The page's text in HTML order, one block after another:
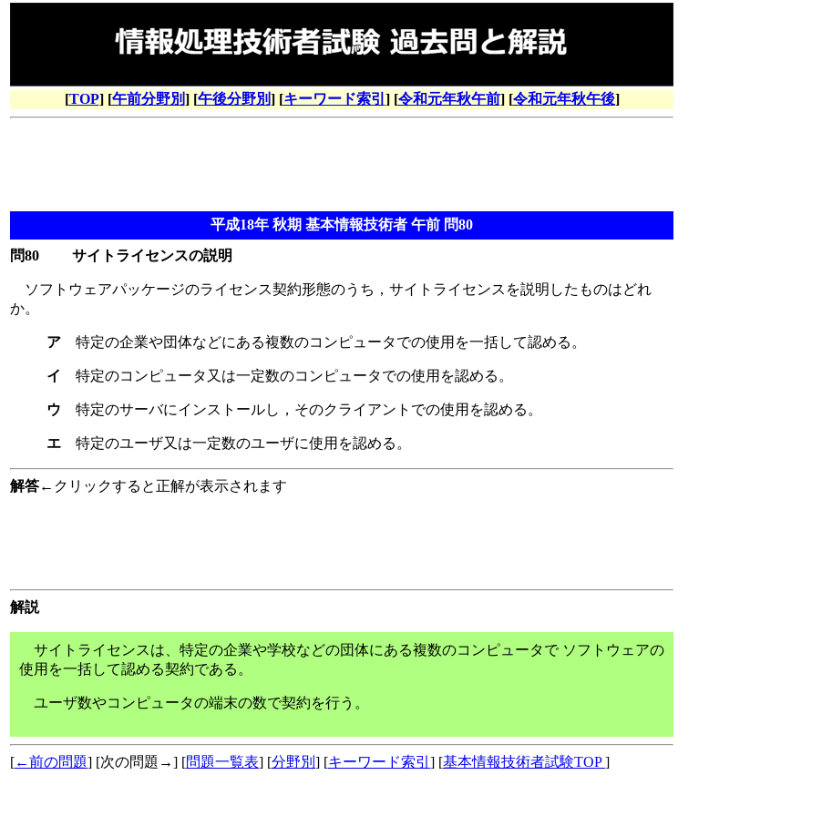
[TOP] [午前分野別] [午後分野別] [キーワード索引 ] [令和元年秋午前] [令和元年秋午後]
平成18年 秋期 基本情報技術者 午前 問80
問80
サイトライセンスの説明
ソフトウェアパッケージのライセンス契約形態のうち，サイトライセンスを説明したものはどれ
か。
ア 特定の企業や団体などにある複数のコンピュータでの使用を一括して認める。
イ 特定のコンピュータ又は一定数のコンピュータでの使用を認める。
ウ 特定のサーバにインストールし，そのクライアントでの使用を認める。
エ 特定のユーザ又は一定数のユーザに使用を認める。
解答←クリックすると正解が表示されます
解説
サイトライセンスは、特定の企業や学校などの団体にある複数のコンピュータで ソフトウェアの
使用を一括して認める契約である。
ユーザ数やコンピュータの端末の数で契約を行う。
[←前の問題] [次の問題→] [問題一覧表] [分野別 ] [キーワード索引 ] [基本情報技術者試験TOP]